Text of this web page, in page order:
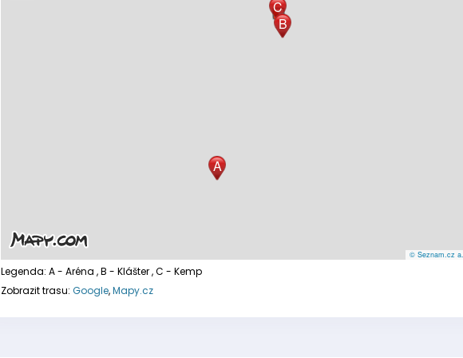
A
B
C
© Seznam.cz
Legenda: A - Aréna , B - Klášter, C - Kemp
Zobrazit trasu: Google,Mapy.cz